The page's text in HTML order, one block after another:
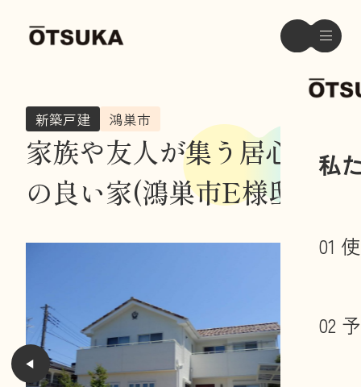
私
01
02
家族や友人が集う居心地
の良い家(鴻巣市E様邸)
新築戸建 鴻巣市